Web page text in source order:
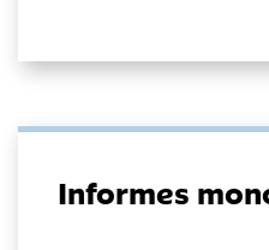
Informes